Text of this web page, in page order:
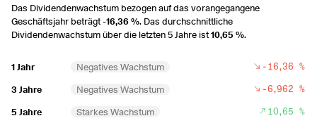
Ausgezahlt
10.10.2023 10.10.2023
Ausgezahlt
10.07.2023 10.07.2023
Ausgezahlt
11.04.2023 0,72 %
Ausgezahlt
10.01.2023 0,02 %
2022
7,74 %
Das Dividendenwachstum bezogen auf das vorangegangene
Geschäftsjahr beträgt-16,36 %. Das durchschnittliche
Dividendenwachstum über die letzten 5 Jahre ist10,65 %.
1 Jahr Negatives Wachstum -16,36 %
3 Jahre Negatives Wachstum -6,962 %
5 Jahre Starkes Wachstum
10,65 %